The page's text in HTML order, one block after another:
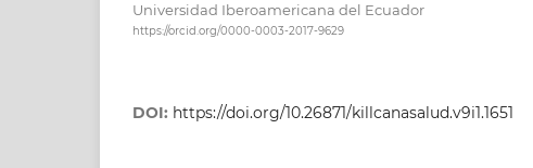
Universidad Iberoamericana del Ecuador
https://orcid.org/0000-0003-2017-9629
DOI: https://doi.org/10.26871/killcanasalud.v9i1.1651